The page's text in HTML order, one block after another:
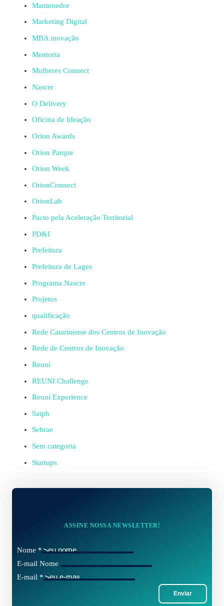
Mantenedor
Marketing Digital
MBA inovação
Mentoria
Mulheres Connect
Nascer
O Delivery
Oficina de Ideação
Orion Awards
Orion Parque
Orion Week
OrionConnect
OrionLab
Pacto pela Aceleração Territorial
PD&I
Prefeitura
Prefeitura de Lages
Programa Nascer
Projetos
qualificação
Rede Catarinense dos Centros de Inovação
Rede de Centros de Inovação
Reuni
REUNI Challenge
Reuni Experience
Saiph
Sebrae
Sem categoria
Startups
ASSINE NOSSA NEWSLETTER!
Nome *
E-mail Nome
E-mail *
Enviar